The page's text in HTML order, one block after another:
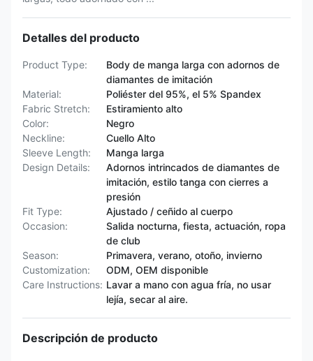
Detalles del producto
Product Type:
Body de manga larga con adornos de
diamantes de imitación
Material:
Poliéster del 95%, el 5% Spandex
Fabric Stretch:
Estiramiento alto
Color:
Negro
Neckline:
Cuello Alto
Sleeve Length:
Manga larga
Design Details:
Adornos intrincados de diamantes de
imitación, estilo tanga con cierres a
presión
Fit Type:
Ajustado / ceñido al cuerpo
Occasion:
Salida nocturna, fiesta, actuación, ropa
de club
Season:
Primavera, verano, otoño, invierno
Customization:
ODM, OEM disponible
Care Instructions: Lavar a mano con agua fría, no usar
lejía, secar al aire.
Descripción de producto